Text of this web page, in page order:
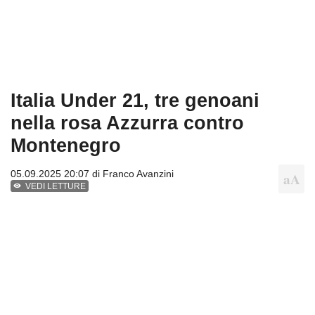
Italia Under 21, tre genoani
nella rosa Azzurra contro
Montenegro
05.09.2025 20:07 di Franco Avanzini
VEDI LETTURE